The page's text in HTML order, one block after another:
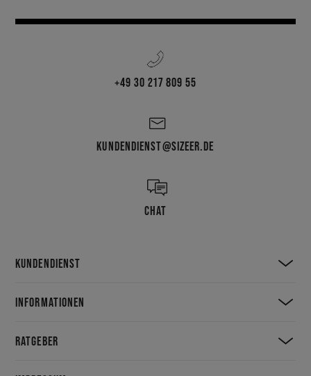
+49 30 217 809 55
KUNDENDIENST@SIZEER.DE
CHAT
KUNDENDIENST
INFORMATIONEN
RATGEBER